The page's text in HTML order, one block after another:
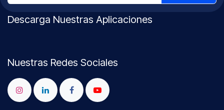
Descarga Nuestras Aplicaciones
Nuestras Redes Sociales